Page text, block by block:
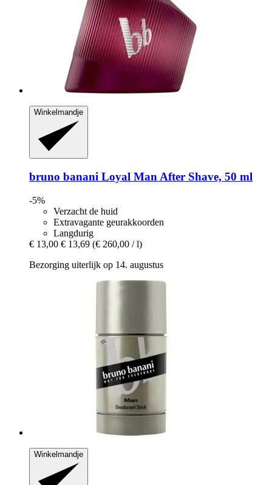
Winkelmandje
bruno banani Loyal Man After Shave, 50 ml
-5%
Verzacht de huid
Extravagante geurakkoorden
Langdurig
€ 13,00 € 13,69 (€ 260,00 / l)
Bezorging uiterlijk op 14. augustus
Winkelmandje